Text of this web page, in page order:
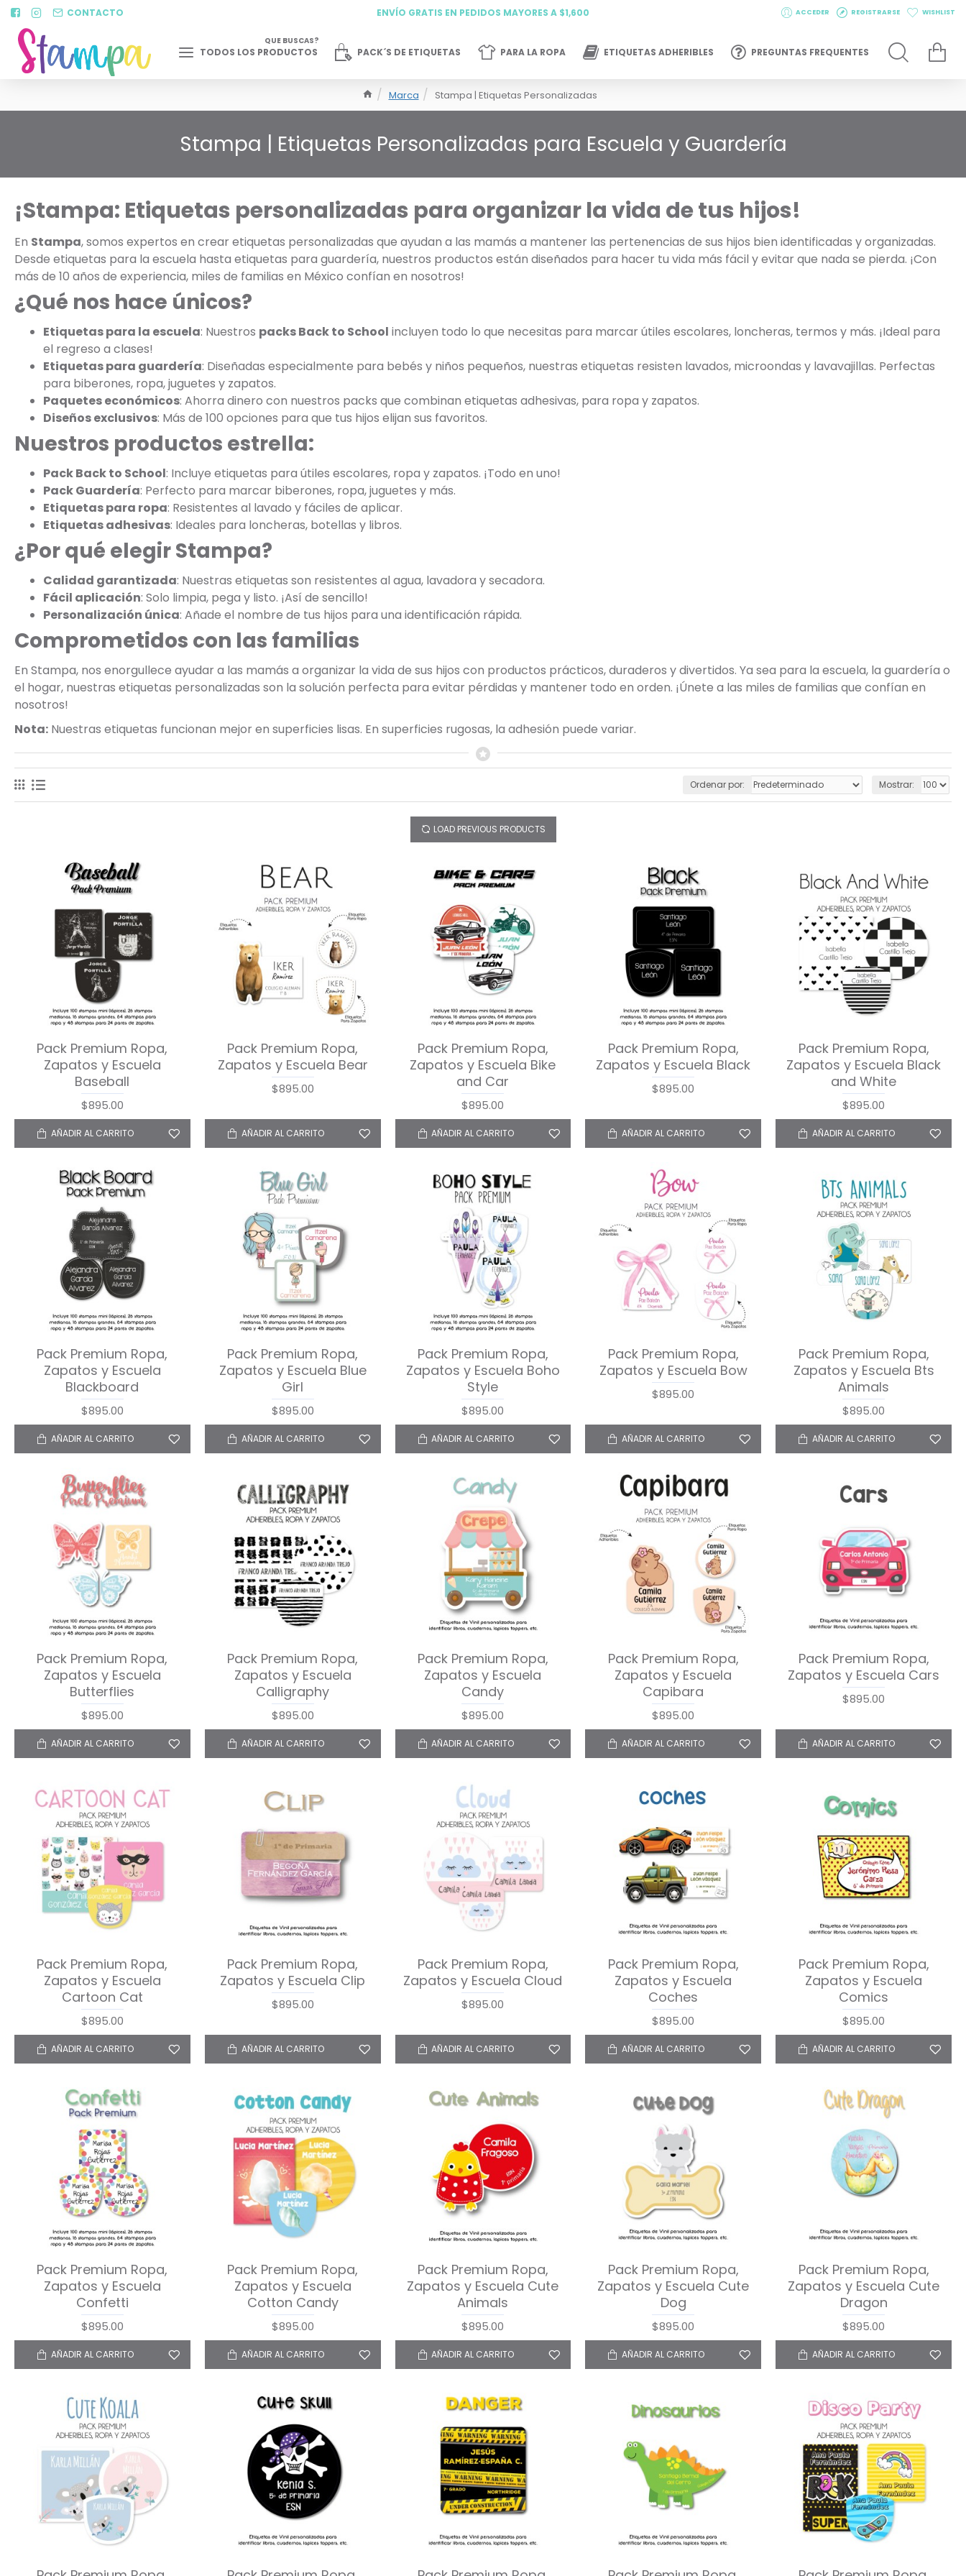
CONTACTO ENVÍO GRATIS EN PEDIDOS MAYORES A $1,600 ACCEDER REGISTRARSE WISHLIST
TODOS LOS PRODUCTOS
QUE BUSCAS?
PACK´S DE ETIQUETAS PARA LA ROPA ETIQUETAS ADHERIBLES PREGUNTAS FREQUENTES
Marca Stampa | Etiquetas Personalizadas
Stampa | Etiquetas Personalizadas para Escuela y Guardería
¡Stampa: Etiquetas personalizadas para organizar la vida de tus hijos!
En Stampa, somos expertos en crear etiquetas personalizadas que ayudan a las mamás a mantener las pertenencias de sus hijos bien identificadas y organizadas.
Desde etiquetas para la escuela hasta etiquetas para guardería, nuestros productos están diseñados para hacer tu vida más fácil y evitar que nada se pierda. ¡Con
más de 10 años de experiencia, miles de familias en México confían en nosotros!
¿Qué nos hace únicos?
Etiquetas para la escuela: Nuestros packs Back to School incluyen todo lo que necesitas para marcar útiles escolares, loncheras, termos y más. ¡Ideal para
el regreso a clases!
Etiquetas para guardería: Diseñadas especialmente para bebés y niños pequeños, nuestras etiquetas resisten lavados, microondas y lavavajillas. Perfectas
para biberones, ropa, juguetes y zapatos.
Paquetes económicos: Ahorra dinero con nuestros packs que combinan etiquetas adhesivas, para ropa y zapatos.
Diseños exclusivos: Más de 100 opciones para que tus hijos elijan sus favoritos.
Nuestros productos estrella:
Pack Back to School: Incluye etiquetas para útiles escolares, ropa y zapatos. ¡Todo en uno!
Pack Guardería: Perfecto para marcar biberones, ropa, juguetes y más.
Etiquetas para ropa: Resistentes al lavado y fáciles de aplicar.
Etiquetas adhesivas: Ideales para loncheras, botellas y libros.
¿Por qué elegir Stampa?
Calidad garantizada: Nuestras etiquetas son resistentes al agua, lavadora y secadora.
Fácil aplicación: Solo limpia, pega y listo. ¡Así de sencillo!
Personalización única: Añade el nombre de tus hijos para una identificación rápida.
Comprometidos con las familias
En Stampa, nos enorgullece ayudar a las mamás a organizar la vida de sus hijos con productos prácticos, duraderos y divertidos. Ya sea para la escuela, la guardería o
el hogar, nuestras etiquetas personalizadas son la solución perfecta para evitar pérdidas y mantener todo en orden. ¡Únete a las miles de familias que confían en
nosotros!
Nota: Nuestras etiquetas funcionan mejor en superficies lisas. En superficies rugosas, la adhesión puede variar.
Ordenar por: Mostrar:
LOAD PREVIOUS PRODUCTS
Pack Premium Ropa,
Zapatos y Escuela
Baseball
$895.00
AÑADIR AL CARRITO
Pack Premium Ropa,
Zapatos y Escuela Bear
$895.00
AÑADIR AL CARRITO
Pack Premium Ropa,
Zapatos y Escuela Bike
and Car
$895.00
AÑADIR AL CARRITO
Pack Premium Ropa,
Zapatos y Escuela Black
$895.00
AÑADIR AL CARRITO
Pack Premium Ropa,
Zapatos y Escuela Black
and White
$895.00
AÑADIR AL CARRITO
Pack Premium Ropa,
Zapatos y Escuela
Blackboard
$895.00
AÑADIR AL CARRITO
Pack Premium Ropa,
Zapatos y Escuela Blue
Girl
$895.00
AÑADIR AL CARRITO
Pack Premium Ropa,
Zapatos y Escuela Boho
Style
$895.00
AÑADIR AL CARRITO
Pack Premium Ropa,
Zapatos y Escuela Bow
$895.00
AÑADIR AL CARRITO
Pack Premium Ropa,
Zapatos y Escuela Bts
Animals
$895.00
AÑADIR AL CARRITO
Pack Premium Ropa,
Zapatos y Escuela
Butterflies
$895.00
AÑADIR AL CARRITO
Pack Premium Ropa,
Zapatos y Escuela
Calligraphy
$895.00
AÑADIR AL CARRITO
Pack Premium Ropa,
Zapatos y Escuela
Candy
$895.00
AÑADIR AL CARRITO
Pack Premium Ropa,
Zapatos y Escuela
Capibara
$895.00
AÑADIR AL CARRITO
Pack Premium Ropa,
Zapatos y Escuela Cars
$895.00
AÑADIR AL CARRITO
Pack Premium Ropa,
Zapatos y Escuela
Cartoon Cat
$895.00
AÑADIR AL CARRITO
Pack Premium Ropa,
Zapatos y Escuela Clip
$895.00
AÑADIR AL CARRITO
Pack Premium Ropa,
Zapatos y Escuela Cloud
$895.00
AÑADIR AL CARRITO
Pack Premium Ropa,
Zapatos y Escuela
Coches
$895.00
AÑADIR AL CARRITO
Pack Premium Ropa,
Zapatos y Escuela
Comics
$895.00
AÑADIR AL CARRITO
Pack Premium Ropa,
Zapatos y Escuela
Confetti
$895.00
AÑADIR AL CARRITO
Pack Premium Ropa,
Zapatos y Escuela
Cotton Candy
$895.00
AÑADIR AL CARRITO
Pack Premium Ropa,
Zapatos y Escuela Cute
Animals
$895.00
AÑADIR AL CARRITO
Pack Premium Ropa,
Zapatos y Escuela Cute
Dog
$895.00
AÑADIR AL CARRITO
Pack Premium Ropa,
Zapatos y Escuela Cute
Dragon
$895.00
AÑADIR AL CARRITO